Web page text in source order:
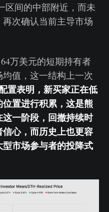
区间的中部附近，而未
次确认当前主导市场
万美元的短期持有者
值，这一结构上一次
置表明，新买家正在低
置进行积累，这是熊
一阶段，回撤持续时
心，而历史上也更容
市场参与者的投降式